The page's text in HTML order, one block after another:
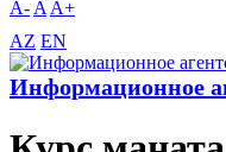
A- A A+
AZ EN
Информационное